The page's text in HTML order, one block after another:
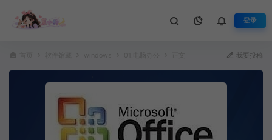
登录
我要投稿